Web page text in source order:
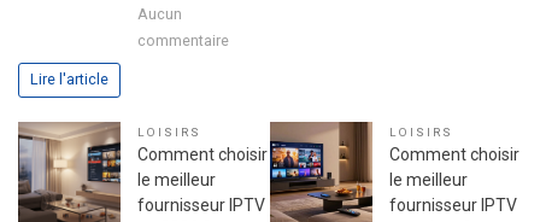
Aucun
commentairesur
SE
disque
Lire l'article
LOISIRS
Comment choisir
le meilleur
fournisseur IPTV
LOISIRS
Comment choisir
le meilleur
fournisseur IPTV